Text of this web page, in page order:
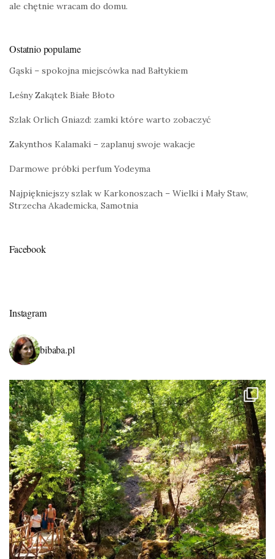
ale chętnie wracam do domu.
Ostatnio popularne
Gąski – spokojna miejscówka nad Bałtykiem
Leśny Zakątek Białe Błoto
Szlak Orlich Gniazd: zamki które warto zobaczyć
Zakynthos Kalamaki – zaplanuj swoje wakacje
Darmowe próbki perfum Yodeyma
Najpiękniejszy szlak w Karkonoszach – Wielki i Mały Staw,
Strzecha Akademicka, Samotnia
Facebook
Instagram
bibaba.pl